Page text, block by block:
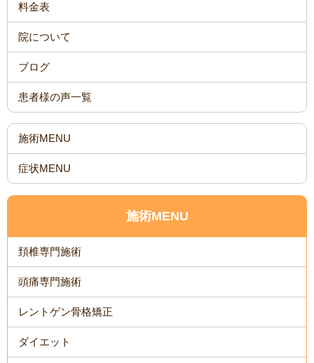
料金表
院について
ブログ
患者様の声一覧
施術MENU
症状MENU
施術MENU
頚椎専門施術
頭痛専門施術
レントゲン骨格矯正
ダイエット